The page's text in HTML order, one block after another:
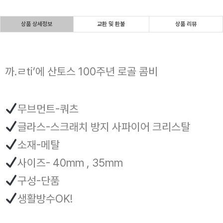
상품 상세정보 교환 및 환불 상품 리뷰
까.ㄹti’에 산토스 100주년 로골 콤비
무브먼트-쿼츠
글라스-스크래치 방지 사파이어 크리스탈
소재-메탈
사이즈- 40mm , 35mm
구성-단품
생활방수OK!